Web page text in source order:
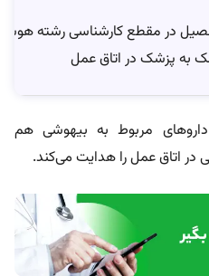
در مقطع کارشناسی رشته
به پزشک در اتاق عمل
مربوط به بیهوشی هم
اتاق عمل را هدایت می‌کند.